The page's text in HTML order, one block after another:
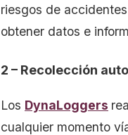
riesgos de
obtener datos e
2 – Recolección
Los DynaLoggers
cualquier momento